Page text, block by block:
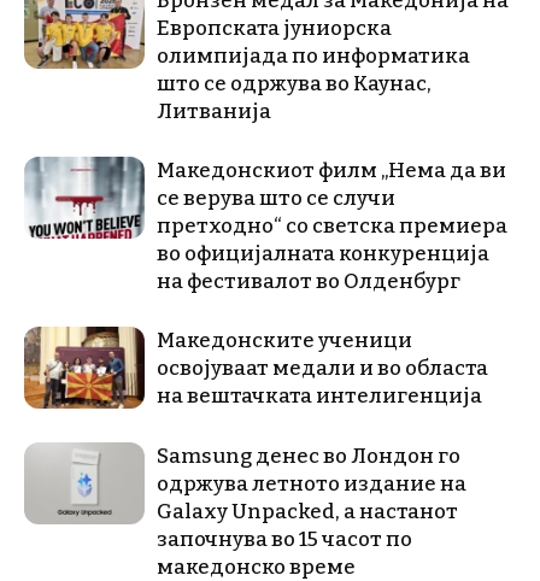
Европската јуниорска
олимпијада по информатика
што се одржува во Каунас,
Литванија
Македонскиот филм „Нема да ви
се верува што се случи
претходно“ со светска премиера
во официјалната конкуренција
на фестивалот во Олденбург
Македонските ученици
освојуваат медали и во областа
на вештачката интелигенција
Samsung денес во Лондон го
одржува летното издание на
Galaxy Unpacked, a настанот
започнува во 15 часот по
македонско време